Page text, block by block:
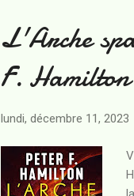
L'Arche
F. Hamilton
lundi, décembre 11, 2023